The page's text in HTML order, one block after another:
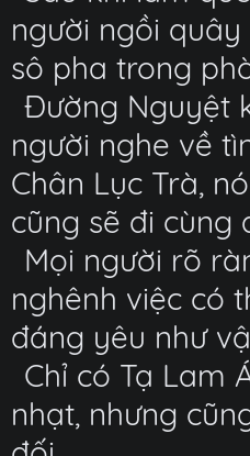
người ngồi
sô pha trong
Đường Nguyệt
người nghe về
Chân Lục Trà,
cũng sẽ đi cùng
Mọi người rõ
nghênh việc có
đáng yêu như
Chỉ có Tạ Lam
nhạt, nhưng